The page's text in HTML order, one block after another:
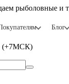
рыболовные и
Блог
(+7МСК)